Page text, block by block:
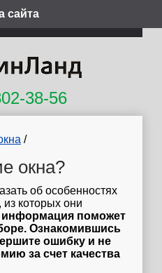
сайта
38-56
/
окна?
об особенностях
из которых они
информация поможет
Ознакомившись
ошибку и не
за счет качества